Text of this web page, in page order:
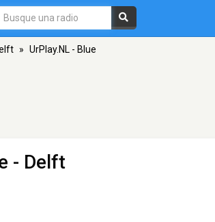
» UrPlay.NL - Blue
- Delft